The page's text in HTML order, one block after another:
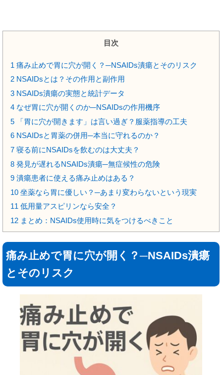
目次
1 痛み止めで胃に穴が開く？─NSAIDs潰瘍とそのリスク
2 NSAIDsとは？その作用と副作用
3 NSAIDs潰瘍の実態と統計データ
4 なぜ胃に穴が開くのか─NSAIDsの作用機序
5 「胃に穴が開きます」は言い過ぎ？服薬指導の工夫
6 NSAIDsと胃薬の併用─本当に守れるのか？
7 寝る前にNSAIDsを飲むのは大丈夫？
8 発見が遅れるNSAIDs潰瘍─無症候性の危険
9 潰瘍患者に使える痛み止めはある？
10 坐薬なら胃に優しい？─あまり変わらないという現実
11 低用量アスピリンなら安全？
12 まとめ：NSAIDs使用時に気をつけるべきこと
痛み止めで胃に穴が開く？─NSAIDs潰瘍
とそのリスク